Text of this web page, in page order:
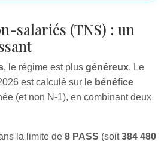
salariés (TNS) : un
, le régime est plus généreux. Le
est calculé sur le bénéfice
(et non N-1), en combinant deux
la limite de 8 PASS (soit384 480